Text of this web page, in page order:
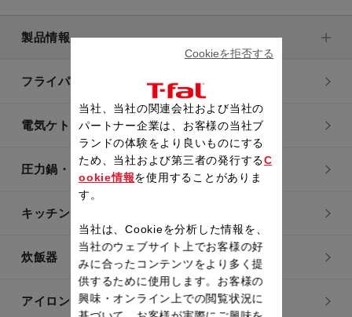
製品情報
フライパン・鍋
電気ケトル
圧力鍋・電気圧力鍋
キッチン用品
炊飯器
アイロン・衣類スチーマー
当社、当社の関連会社および当社の
パートナー企業は、お客様の当社ブ
ランドの体験をより良いものにする
ため、当社および第三者の発行するC
ookie情報を使用することがありま
す。
当社は、Cookieを分析した情報を、
当社のウェブサイト上でお客様の好
みに合ったコンテンツをより多く提
供するために使用します。お客様の
興味・オンライン上での閲覧状況に
Cookieを拒否する